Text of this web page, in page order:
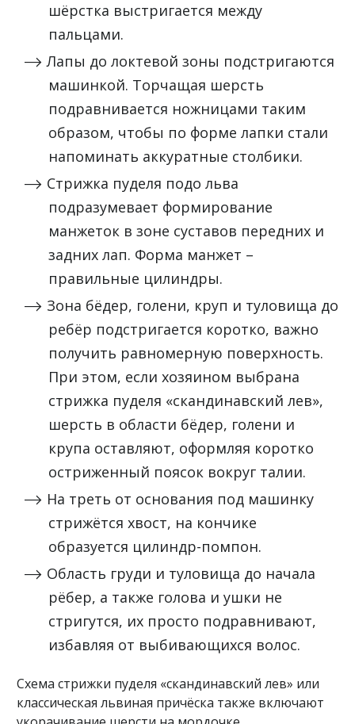
шёрстка выстригается между
пальцами.
Лапы до локтевой зоны подстригаются
машинкой. Торчащая шерсть
подравнивается ножницами таким
образом, чтобы по форме лапки стали
напоминать аккуратные столбики.
Стрижка пуделя подо льва
подразумевает формирование
манжеток в зоне суставов передних и
задних лап. Форма манжет –
правильные цилиндры.
Зона бёдер, голени, круп и туловища до
ребёр подстригается коротко, важно
получить равномерную поверхность.
При этом, если хозяином выбрана
стрижка пуделя «скандинавский лев»,
шерсть в области бёдер, голени и
крупа оставляют, оформляя коротко
остриженный поясок вокруг талии.
На треть от основания под машинку
стрижётся хвост, на кончике
образуется цилиндр-помпон.
Область груди и туловища до начала
рёбер, а также голова и ушки не
стригутся, их просто подравнивают,
избавляя от выбивающихся волос.
Схема стрижки пуделя «скандинавский лев» или
классическая львиная причёска также включают